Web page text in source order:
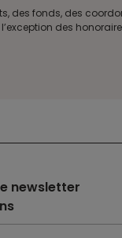
des fonds, des
des
newsletter